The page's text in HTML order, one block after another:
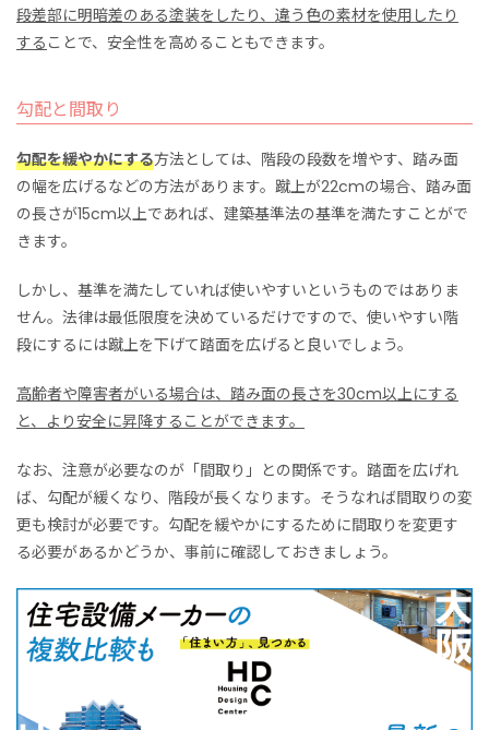
段差部に明暗差のある塗装をしたり、違う色の素材を使用したり
する ことで、安全性を高めることもできます。
勾配と間取り
勾配を緩やかにする方法としては、階段の段数を増やす、踏み面
の幅を広げるなどの方法があります。蹴上が22cmの場合、踏み面
の長さが15cm以上であれば、建築基準法の基準を満たすことがで
きます。
しかし、基準を満たしていれば使いやすいというものではありま
せん。法律は最低限度を決めているだけですので、使いやすい階
段にするには蹴上を下げて踏面を広げると良いでしょう。
高齢者や障害者がいる場合は、踏み面の長さを30cm以上にする
と、より安全に昇降することができます。
なお、注意が必要なのが「間取り」との関係です。踏面を広げれ
ば、勾配が緩くなり、階段が長くなります。そうなれば間取りの変
更も検討が必要です。勾配を緩やかにするために間取りを変更す
る必要があるかどうか、事前に確認しておきましょう。